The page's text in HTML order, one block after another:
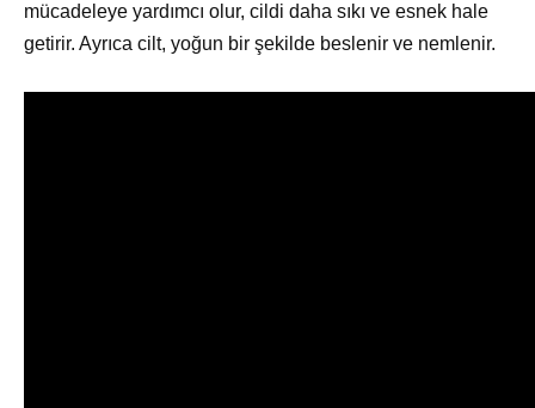
mücadeleye yardımcı olur, cildi daha sıkı ve esnek hale
getirir. Ayrıca cilt, yoğun bir şekilde beslenir ve nemlenir.